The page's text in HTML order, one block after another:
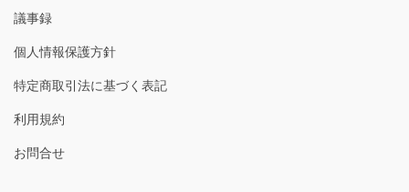
議事録
個人情報保護方針
特定商取引法に基づく表記
利用規約
お問合せ